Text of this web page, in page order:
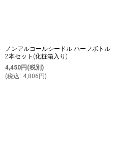
ノンアルコールシードル ハーフボトル
2本セット(化粧箱入り)
4,450円 (税別)
(税込 : 4,806 円)